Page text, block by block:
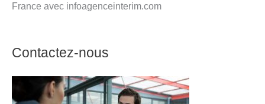
France avec infoagenceinterim.com
Contactez-nous